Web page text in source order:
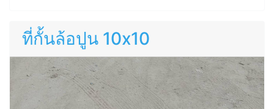
ที่กั้นล้อปูน 10x10